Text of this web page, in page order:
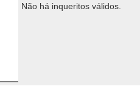
Não há inqueritos válidos.